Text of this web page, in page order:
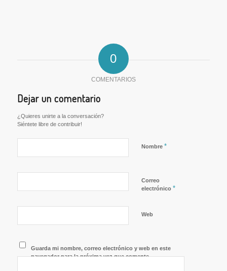
0
COMENTARIOS
Dejar un comentario
¿Quieres unirte a la conversación?
Siéntete libre de contribuir!
Nombre *
Correo
electrónico *
Web
Guarda mi nombre, correo electrónico y web en este
navegador para la próxima vez que comente.